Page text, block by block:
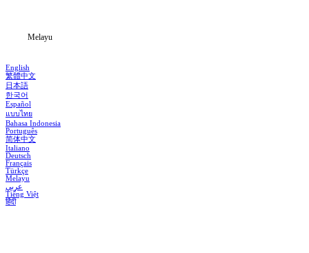
Melayu
English
繁體中文
日本語
한국어
Español
แบบไทย
Bahasa Indonesia
Português
简体中文
Italiano
Deutsch
Français
Türkçe
Melayu
عربي
Tiếng Việt
हिंदी